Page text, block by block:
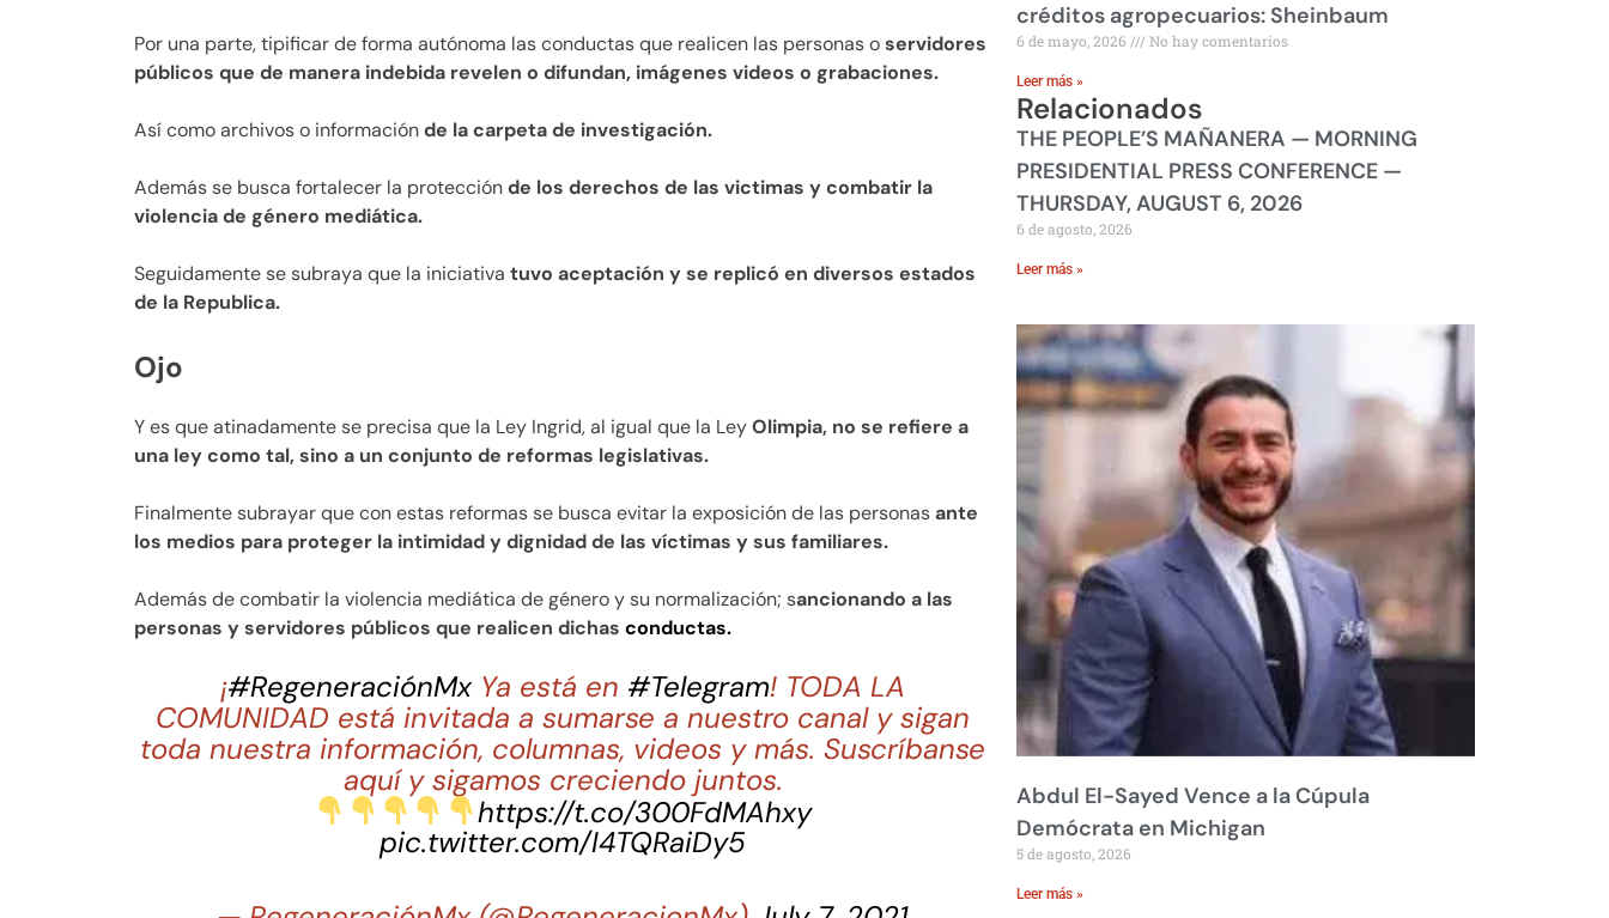
Por una parte, tipificar de forma autónoma las conductas que realicen las personas oservidores
públicos que de manera indebida revelen o difundan, imágenes videos o grabaciones.
Así como archivos o informaciónde la carpeta de investigación.
Además se busca fortalecer la protecciónde los derechos de las victimas y combatir la
violencia de género mediática.
Seguidamente se subraya que la iniciativa tuvo aceptación y se replicó en diversos estados
de la Republica.
Ojo
Y es que atinadamente se precisa que la Ley Ingrid, al igual que la LeyOlimpia, no se refiere a
una ley como tal, sino a un conjunto de reformas legislativas.
Finalmente subrayar que con estas reformas se busca evitar la exposición de las personasante
los medios para proteger la intimidad y dignidad de las víctimas y sus familiares.
Además de combatir la violencia mediática de género y su normalización; sancionando a las
personas y servidores públicos que realicen dichas conductas.
¡#RegeneraciónMxYa está en #Telegram! TODA LA
COMUNIDAD está invitada a sumarse a nuestro canal y sigan
toda nuestra información, columnas, videos y más. Suscríbanse
aquí y sigamos creciendo juntos.
https://t.co/300FdMAhxy
pic.twitter.com/I4TQRaiDy5
créditos agropecuarios: Sheinbaum
6 de mayo, 2026 No hay comentarios
Leer más »
Relacionados
THE PEOPLE’S MAÑANERA — MORNING
PRESIDENTIAL PRESS CONFERENCE —
THURSDAY, AUGUST 6, 2026
6 de agosto, 2026
Leer más »
Abdul El-Sayed Vence a la Cúpula
Demócrata en Michigan
5 de agosto, 2026
Leer más »